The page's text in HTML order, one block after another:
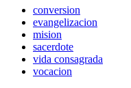
conversion
evangelizacion
mision
sacerdote
vida consagrada
vocacion